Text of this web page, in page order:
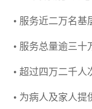
• 服务近二万名基
• 服务总量逾三十
• 超过四万二千人
• 为病人及家人提